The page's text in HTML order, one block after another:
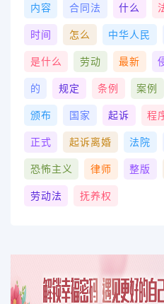
内容 合同法 什么
时间 怎么 中华人民
是什么 劳动 最新
的 规定 条例 案例
颁布 国家 起诉 程
正式 起诉离婚 法院
恐怖主义 律师 整版
劳动法 抚养权